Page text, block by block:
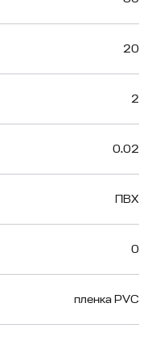
20
2
0.02
ПВХ
0
пленка PVC